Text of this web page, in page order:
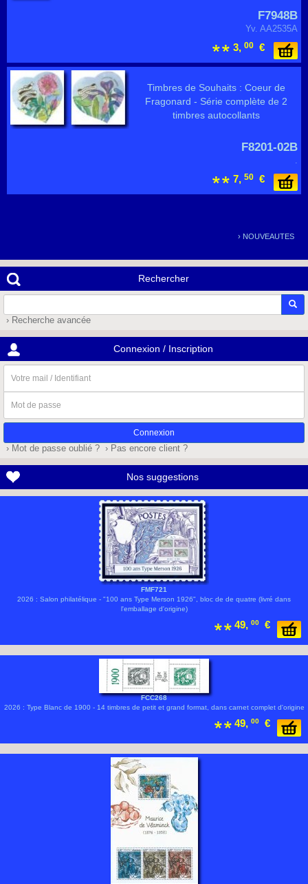
F7948B
Yv. AA2535A
3, 00 €
Timbres de Souhaits : Coeur de
Fragonard - Série complète de 2
timbres autocollants
F8201-02B
.
7, 50 €
› NOUVEAUTES
Rechercher
› Recherche avancée
Connexion / Inscription
mail
/
Identifiant
de
passe
› Mot de passe oublié ? › Pas encore client ?
Nos suggestions
FMF721
2026 : Salon philatélique - "100 ans Type Merson 1926", bloc de de quatre (livré dans
l'emballage d'origine)
49, 00 €
FCC268
2026 : Type Blanc de 1900 - 14 timbres de petit et grand format, dans carnet complet d'origine
49, 00 €